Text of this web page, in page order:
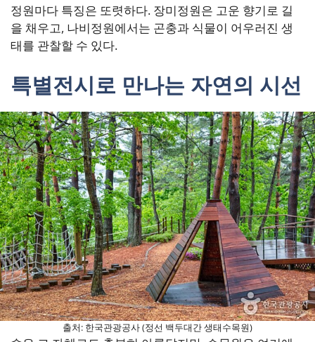
정원마다 특징은 또렷하다. 장미정원은 고운 향기로 길
을 채우고, 나비정원에서는 곤충과 식물이 어우러진 생
태를 관찰할 수 있다.
특별전시로 만나는 자연의 시선
출처: 한국관광공사 (정선 백두대간 생태수목원)